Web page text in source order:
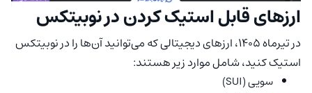
ارزهای قابل استیک کردن در نوبیتکس
در تیرماه 1405، ارزهای دیجیتالی که می‌توانید آن‌ها را در نوبیتکس
استیک کنید، شامل موارد زیر هستند:
سویی (SUI)